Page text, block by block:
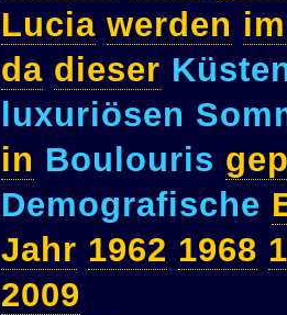
Lucia werden im
da dieser
luxuriösen
in Boulouris
Demografische
Jahr 1962 1968
2009